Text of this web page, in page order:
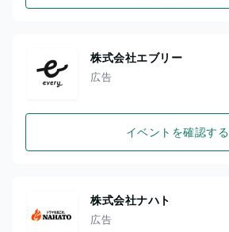
株式会社エブリー
広告
イベントを確認する
株式会社ナハト
広告